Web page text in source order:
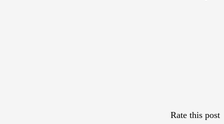
Rate this post